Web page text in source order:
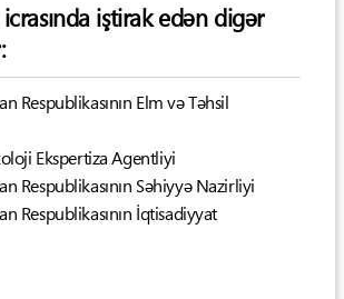
iştirak edən digər
Respublikasının Elm və Təhsil
Ekspertiza Agentliyi
Respublikasının Səhiyyə Nazirliyi
Respublikasının İqtisadiyyat